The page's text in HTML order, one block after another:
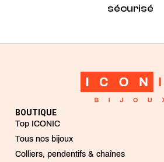
sécurisé
BOUTIQUE
Top ICONIC
Tous nos bijoux
Colliers, pendentifs & chaînes